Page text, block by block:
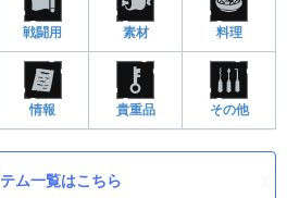
戦闘用 素材 料理
情報 貴重品 その他
ム一覧はこちら